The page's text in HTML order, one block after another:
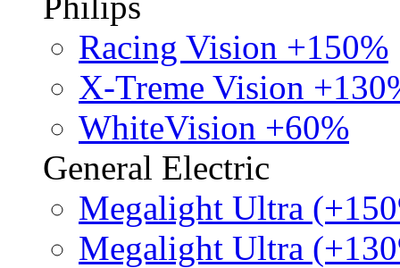
Racing Vision +150%
X-Treme Vision
WhiteVision +60%
General Electric
Megalight Ultra
Megalight Ultra